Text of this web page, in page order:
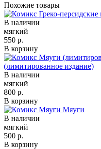
Похожие товары
В наличии
мягкий
550 р.
В корзину
(лимитированное издание)
В наличии
мягкий
800 р.
В корзину
Мяуги
В наличии
мягкий
500 р.
В корзину